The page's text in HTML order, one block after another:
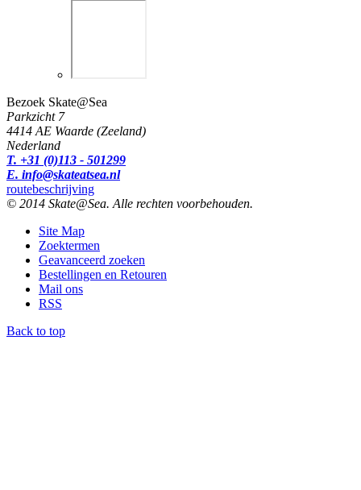
Bezoek Skate@Sea
Parkzicht 7
4414 AE Waarde (Zeeland)
Nederland
T. +31 (0)113 - 501299
E. info@skateatsea.nl
routebeschrijving
© 2014 Skate@Sea. Alle rechten voorbehouden.
Site Map
Zoektermen
Geavanceerd zoeken
Bestellingen en Retouren
Mail ons
RSS
Back to top